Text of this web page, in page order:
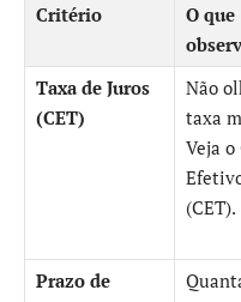
Critério
O que
Taxa de Juros
(CET)
Não
taxa
Veja
(CET).
Prazo de